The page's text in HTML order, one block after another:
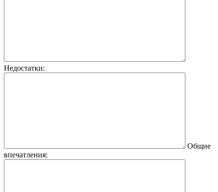
Недостатки:
Общие
впечатления: